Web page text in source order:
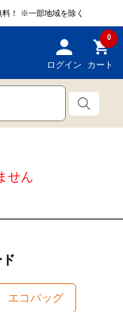
！ ※一部地域を除く
ログイン
0
カート
せん
エコバッグ